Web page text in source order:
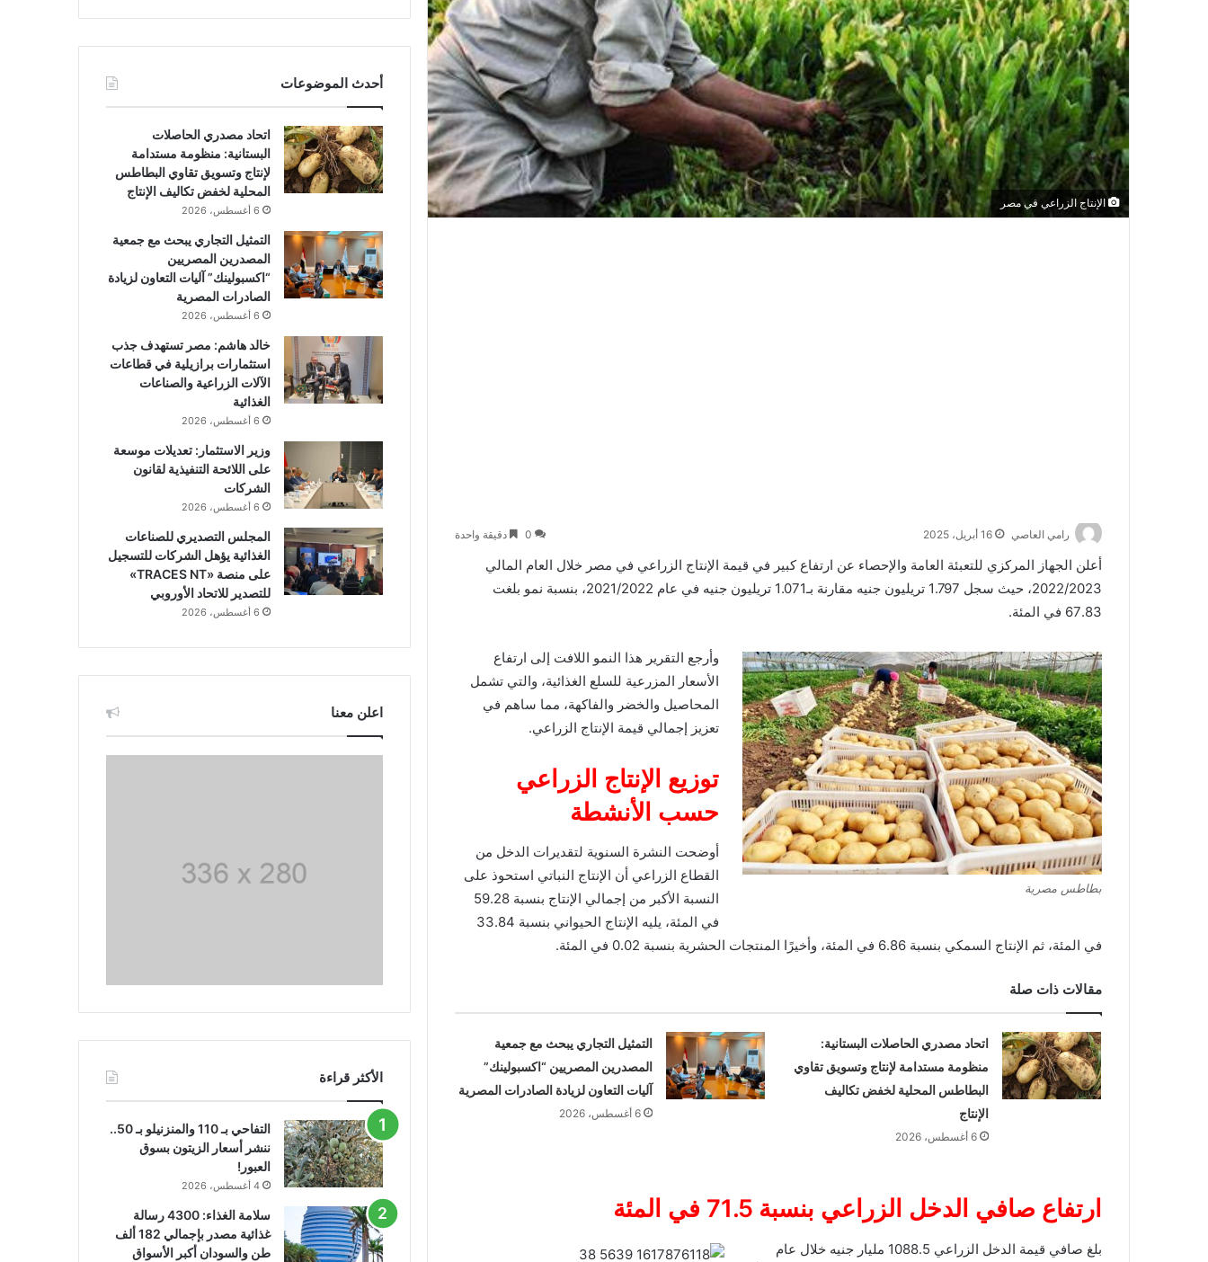
الإنتاج الزراعي في مصر
رامي العاصي 16 أبريل، 2025 0 دقيقة واحدة
أعلن الجهاز المركزي للتعبئة العامة والإحصاء عن ارتفاع كبير في قيمة الإنتاج الزراعي في مصر خلال العام المالي
2022/2023، حيث سجل 1.797 تريليون جنيه مقارنة بـ1.071 تريليون جنيه في عام 2021/2022، بنسبة نمو بلغت
67.83 في المئة.
بطاطس مصرية
وأرجع التقرير هذا النمو اللافت إلى ارتفاع
الأسعار المزرعية للسلع الغذائية، والتي تشمل
المحاصيل والخضر والفاكهة، مما ساهم في
تعزيز إجمالي قيمة الإنتاج الزراعي.
توزيع الإنتاج الزراعي
حسب الأنشطة
أوضحت النشرة السنوية لتقديرات الدخل من
القطاع الزراعي أن الإنتاج النباتي استحوذ على
النسبة الأكبر من إجمالي الإنتاج بنسبة 59.28
في المئة، يليه الإنتاج الحيواني بنسبة 33.84
في المئة، ثم الإنتاج السمكي بنسبة 6.86 في المئة، وأخيرًا المنتجات الحشرية بنسبة 0.02 في المئة.
مقالات ذات صلة
اتحاد مصدري الحاصلات البستانية:
منظومة مستدامة لإنتاج وتسويق تقاوي
البطاطس المحلية لخفض تكاليف
الإنتاج
6 أغسطس، 2026
التمثيل التجاري يبحث مع جمعية
المصدرين المصريين “اكسبولينك”
آليات التعاون لزيادة الصادرات المصرية
6 أغسطس، 2026
ارتفاع صافي الدخل الزراعي بنسبة 71.5 في المئة
بلغ صافي قيمة الدخل الزراعي 1088.5 مليار جنيه خلال عام
أحدث الموضوعات
اتحاد مصدري الحاصلات
البستانية: منظومة مستدامة
لإنتاج وتسويق تقاوي البطاطس
المحلية لخفض تكاليف الإنتاج
6 أغسطس، 2026
التمثيل التجاري يبحث مع جمعية
المصدرين المصريين
“اكسبولينك” آليات التعاون لزيادة
الصادرات المصرية
6 أغسطس، 2026
خالد هاشم: مصر تستهدف جذب
استثمارات برازيلية في قطاعات
الآلات الزراعية والصناعات
الغذائية
6 أغسطس، 2026
وزير الاستثمار: تعديلات موسعة
على اللائحة التنفيذية لقانون
الشركات
6 أغسطس، 2026
المجلس التصديري للصناعات
الغذائية يؤهل الشركات للتسجيل
على منصة «TRACES NT»
للتصدير للاتحاد الأوروبي
6 أغسطس، 2026
اعلن معنا
الأكثر قراءة
التفاحي بـ 110 والمنزنيلو بـ 50..
ننشر أسعار الزيتون بسوق
العبور!
4 أغسطس، 2026
سلامة الغذاء: 4300 رسالة
غذائية مصدر بإجمالي 182 ألف
طن والسودان أكبر الأسواق